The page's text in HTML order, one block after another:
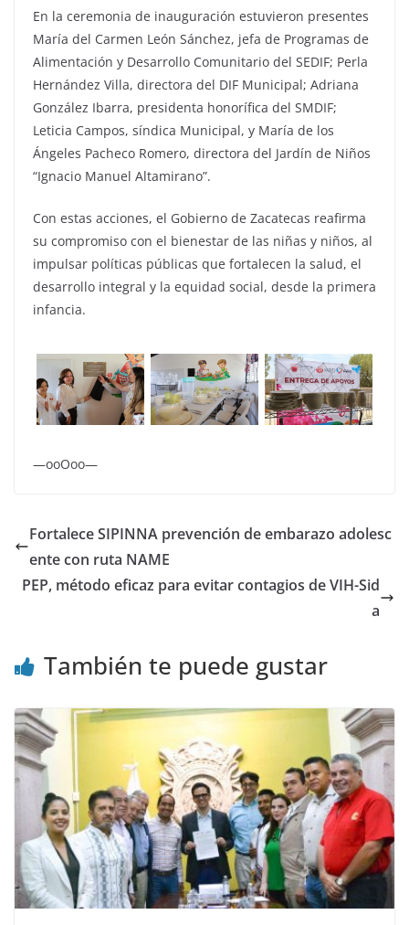
En la ceremonia de inauguración estuvieron presentes
María del Carmen León Sánchez, jefa de Programas de
Alimentación y Desarrollo Comunitario del SEDIF; Perla
Hernández Villa, directora del DIF Municipal; Adriana
González Ibarra, presidenta honorífica del SMDIF;
Leticia Campos, síndica Municipal, y María de los
Ángeles Pacheco Romero, directora del Jardín de Niños
“Ignacio Manuel Altamirano”.
Con estas acciones, el Gobierno de Zacatecas reafirma
su compromiso con el bienestar de las niñas y niños, al
impulsar políticas públicas que fortalecen la salud, el
desarrollo integral y la equidad social, desde la primera
infancia.
—ooOoo—
Fortalece SIPINNA prevención de embarazo adolesc
ente con ruta NAME
PEP, método eficaz para evitar contagios de VIH-Sid
a
También te puede gustar